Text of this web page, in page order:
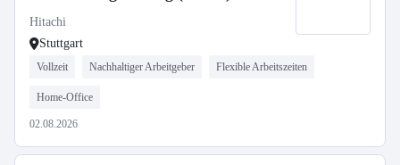
Hitachi
Stuttgart
Vollzeit Nachhaltiger Arbeitgeber Flexible Arbeitszeiten
Home-Office
02.08.2026